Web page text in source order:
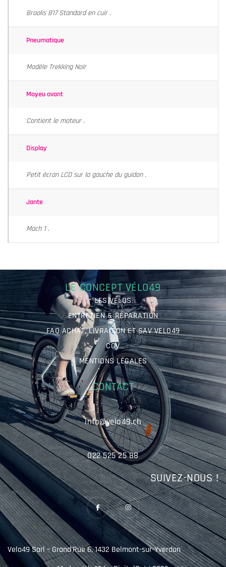
Brooks B17 Standard en cuir .
Pneumatique
Modèle Trekking Noir
Moyeu avant
Contient le moteur .
Display
Petit écran LCD sur la gauche du guidon .
Jante
Mach 1 .
LE CONCEPT VÉLO49
LES VÉLOS
ENTRETIEN & RÉPARATION
FAQ ACHAT, LIVRAISON ET SAV VELO49
CGV
MENTIONS LÉGALES
CONTACT
info@velo49.ch
022 525 25 88
SUIVEZ-NOUS !
Velo49 Sarl – Grand’Rue 6, 1432 Belmont-sur-Yverdon